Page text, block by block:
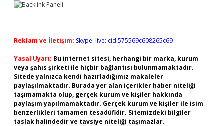
Reklam ve İletişim: Skype: live:.cid.575569c608265c69
Yasal Uyarı: Bu internet sitesi, herhangi bir marka, kurum
veya şahıs şirketi ile hiçbir bağlantısı bulunmamaktadır.
Sitede yalnızca kendi hazırladığımız makaleler
paylaşılmaktadır. Burada yer alan içerikler haber niteliği
taşımamakta olup, gerçek kurum ve kişiler hakkında
paylaşım yapılmamaktadır. Gerçek kurum ve kişiler ile isim
benzerlikleri tamamen tesadüfidir. Sitemizdeki bilgiler
taslak halindedir ve tavsiye niteliği taşımazlar.